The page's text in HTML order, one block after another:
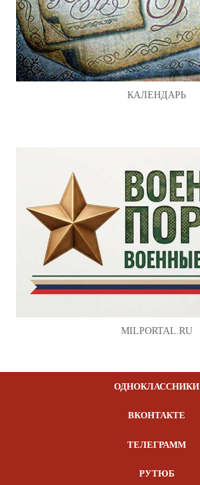
КАЛЕНДАРЬ
MILPORTAL.RU
ОДНОКЛАССНИКИ
ВКОНТАКТЕ
ТЕЛЕГРАММ
РУТЮБ